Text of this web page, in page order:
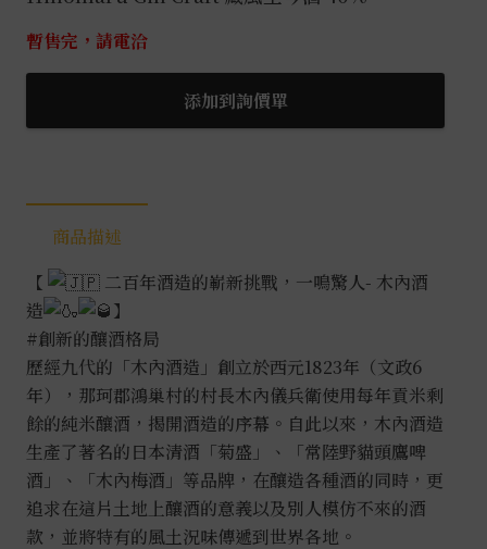
暫售完，請電洽
添加到詢價單
商品描述
【
二百年酒造的嶄新挑戰，一鳴驚人- 木內酒
造
】
#創新的釀酒格局
歷經九代的「木內酒造」創立於西元1823年（文政6
年），那珂郡鴻巢村的村長木內儀兵衛使用每年貢米剩
餘的純米釀酒，揭開酒造的序幕。自此以來，木內酒造
生產了著名的日本清酒「菊盛」、「常陸野貓頭鷹啤
酒」、「木內梅酒」等品牌，在釀造各種酒的同時，更
追求在這片土地上釀酒的意義以及別人模仿不來的酒
款，並將特有的風土況味傳遞到世界各地。